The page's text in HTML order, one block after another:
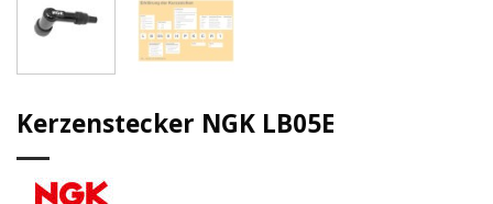
Kerzenstecker NGK LB05E